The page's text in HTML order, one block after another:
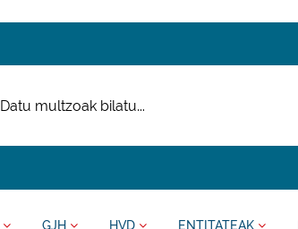
GJH HVD ENTITATEAK